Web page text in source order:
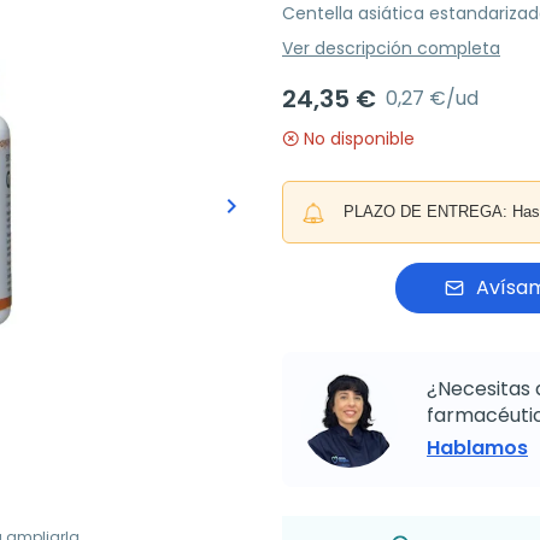
Siguiente
keyboard_arrow_right
Centella asiática
Ver descripción completa
24,35 € 0,27 €/ud
No disponible
PLAZO DE ENTREGA:
¿Necesitas
Hablamos